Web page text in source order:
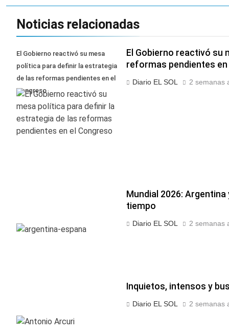
Noticias relacionadas
El Gobierno reactivó su mesa
política para definir la estrategia
de las reformas pendientes en el
Congreso
El Gobierno reactivó su
reformas pendientes
Diario EL SOL 2 semanas
Mundial 2026:
tiempo
Diario EL SOL 2 semanas
Inquietos, intensos y
Diario EL SOL 2 semanas